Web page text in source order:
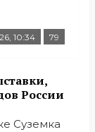
10:34 79
России
Суземка